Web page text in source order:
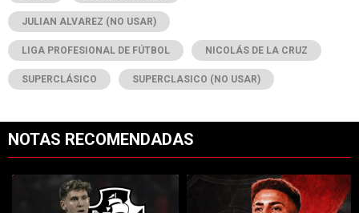
JULIAN ALVAREZ (NO USAR)
LIGA PROFESIONAL DE FÚTBOL NICOLÁS DE LA CRUZ
SUPERCLÁSICO SUPERCLASICO (NO USAR)
NOTAS RECOMENDADAS
Un artículo de tendencia con el título "River y Vasco da Gama
Un artículo de tendencia con el